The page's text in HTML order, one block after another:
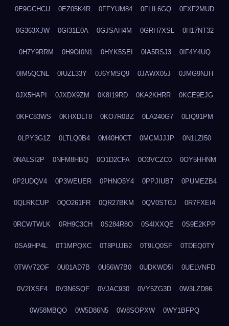
0E9GCHCU 0EZ05K4R 0FFYUM84 0FLIL6GQ 0FXF2MUD
0G363XJW 0GI31E0A 0GJSAH4M 0GRH7XSL 0H17NT32
0H7Y9RRM 0H9OI0N1 0HYK5SEI 0IA5RSJ3 0IF4Y4UQ
0IM5QCNL 0IUZL33Y 0J6YMSQ9 0JAWX05J 0JMG9NJH
0JX5HAPI 0JXDX9ZM 0K8I19RD 0KA2KHRR 0KCE9EJG
0KFC83WS 0KHXDLT8 0KO7R0BZ 0LA240G7 0LIQ91PM
0LPY3G1Z 0LTLQ0B4 0M40H0CT 0MCMJJJP 0N1LZI50
0NALSI2P 0NFM8HBQ 0O1D2CFA 0O3VCZC0 0OY5HHNM
0P2UDQV4 0P3WEUER 0PHNO5Y4 0PPJIUB7 0PUMEZB4
0QLRKCUP 0QO261FR 0QR27BKM 0QV0STGJ 0R7FXEI4
0RCWTWLK 0RH9C3CH 0S284R8O 0S4IXXQE 0S9E2KPP
0SA9HP4L 0T1MPQXC 0T8PUJB2 0T9LQ0SF 0TDEQ0TY
0TWV72OF 0U01AD7B 0U56W7B0 0UDKWD5I 0UELVNFD
0V2IXSF4 0V3N6SQF 0VJAC930 0VY5ZG3D 0W3LZD86
0W58MBQO 0W5D86N5 0W8SOPXW 0WY1BFPQ